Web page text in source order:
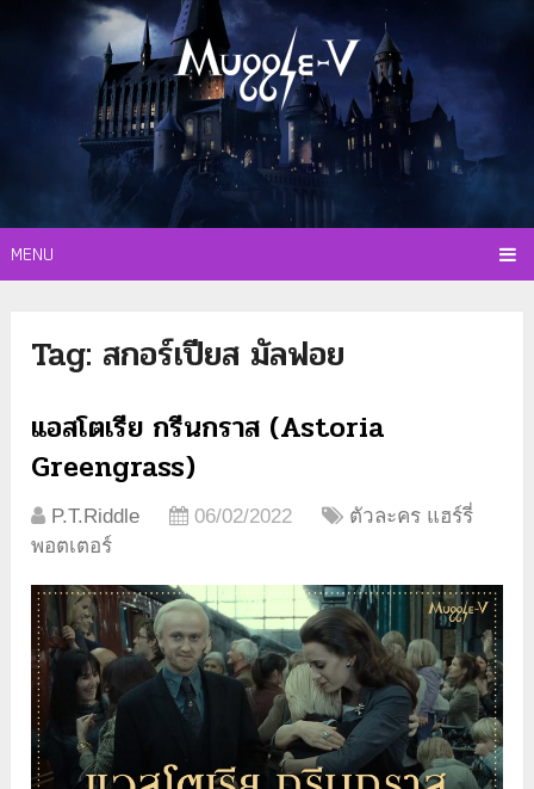
MENU
Tag: สกอร์เปียส มัลฟอย
แอสโตเรีย กรีนกราส (Astoria
Greengrass)
P.T.Riddle 06/02/2022
ตัวละคร แฮร์รี่
พอตเตอร์